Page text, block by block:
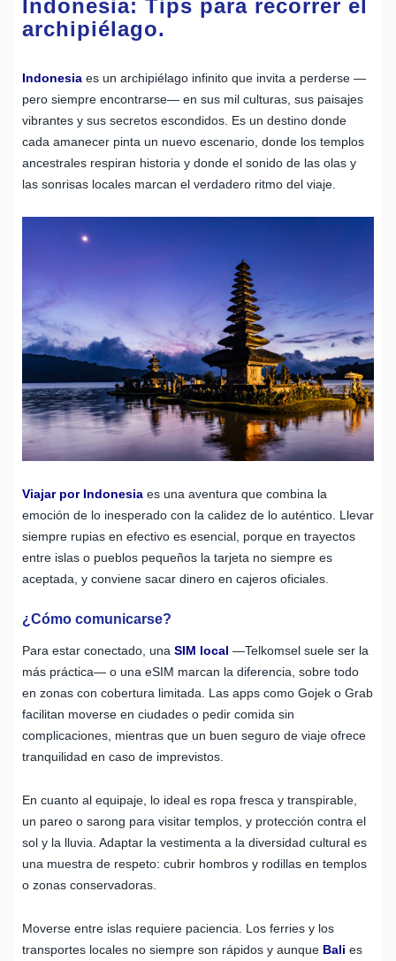
Indonesia: Tips para recorrer el
archipiélago.
Indonesia es un archipiélago infinito que invita a perderse —
pero siempre encontrarse— en sus mil culturas, sus paisajes
vibrantes y sus secretos escondidos. Es un destino donde
cada amanecer pinta un nuevo escenario, donde los templos
ancestrales respiran historia y donde el sonido de las olas y
las sonrisas locales marcan el verdadero ritmo del viaje.
Viajar por Indonesia es una aventura que combina la
emoción de lo inesperado con la calidez de lo auténtico. Llevar
siempre rupias en efectivo es esencial, porque en trayectos
entre islas o pueblos pequeños la tarjeta no siempre es
aceptada, y conviene sacar dinero en cajeros oficiales.
¿Cómo comunicarse?
Para estar conectado, una SIM local —Telkomsel suele ser la
más práctica— o una eSIM marcan la diferencia, sobre todo
en zonas con cobertura limitada. Las apps como Gojek o Grab
facilitan moverse en ciudades o pedir comida sin
complicaciones, mientras que un buen seguro de viaje ofrece
tranquilidad en caso de imprevistos.
En cuanto al equipaje, lo ideal es ropa fresca y transpirable,
un pareo o sarong para visitar templos, y protección contra el
sol y la lluvia. Adaptar la vestimenta a la diversidad cultural es
una muestra de respeto: cubrir hombros y rodillas en templos
o zonas conservadoras.
Moverse entre islas requiere paciencia. Los ferries y los
transportes locales no siempre son rápidos y aunque Bali es